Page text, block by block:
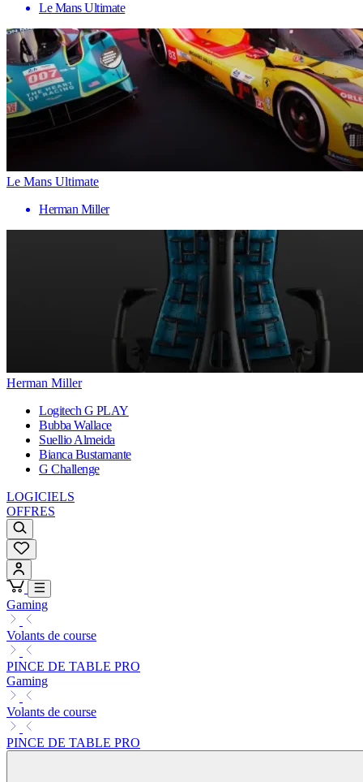
Le Mans Ultimate
Le Mans Ultimate
Herman Miller
Herman Miller
Logitech G PLAY
Bubba Wallace
Suellio Almeida
Bianca Bustamante
G Challenge
LOGICIELS
OFFRES
Gaming
Volants de course
PINCE DE TABLE PRO
Gaming
Volants de course
PINCE DE TABLE PRO